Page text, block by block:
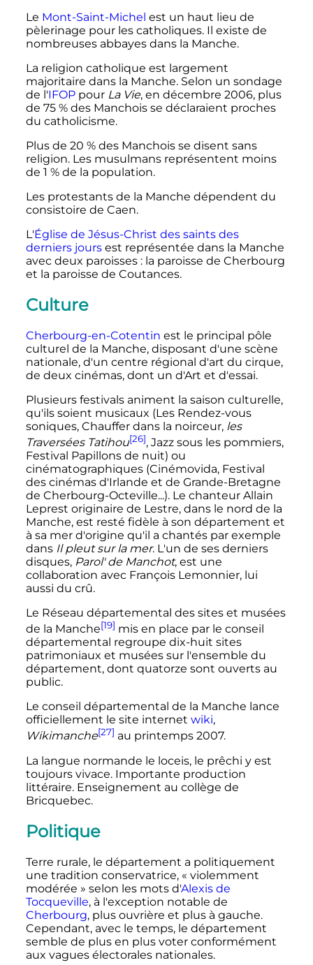
Le Mont-Saint-Michel est un haut lieu de
pèlerinage pour les catholiques. Il existe de
nombreuses abbayes dans la Manche.
La religion catholique est largement
majoritaire dans la Manche. Selon un sondage
de l'IFOPpour La Vie, en décembre 2006, plus
de 75 % des Manchois se déclaraient proches
du catholicisme.
Plus de 20 % des Manchois se disent sans
religion. Les musulmans représentent moins
de 1 % de la population.
Les protestants de la Manche dépendent du
consistoire de Caen.
L'Église de Jésus-Christ des saints des
derniers joursest représentée dans la Manche
avec deux paroisses : la paroisse de Cherbourg
et la paroisse de Coutances.
Culture
Cherbourg-en-Cotentin est le principal pôle
culturel de la Manche, disposant d'une scène
nationale, d'un centre régional d'art du cirque,
de deux cinémas, dont un d'Art et d'essai.
Plusieurs festivals animent la saison culturelle,
qu'ils soient musicaux (Les Rendez-vous
soniques, Chauffer dans la noirceur, les
Traversées Tatihou[26], Jazz sous les pommiers,
Festival Papillons de nuit) ou
cinématographiques (Cinémovida, Festival
des cinémas d'Irlande et de Grande-Bretagne
de Cherbourg-Octeville...). Le chanteur Allain
Leprest originaire de Lestre, dans le nord de la
Manche, est resté fidèle à son département et
à sa mer d'origine qu'il a chantés par exemple
dans Il pleut sur la mer. L'un de ses derniers
disques, Parol' de Manchot, est une
collaboration avec François Lemonnier, lui
aussi du crû.
Le Réseau départemental des sites et musées
de la Manche[19] mis en place par le conseil
départemental regroupe dix-huit sites
patrimoniaux et musées sur l'ensemble du
département, dont quatorze sont ouverts au
public.
Le conseil départemental de la Manche lance
officiellement le site internet wiki,
Wikimanche[27] au printemps 2007.
La langue normande le loceis, le prêchi y est
toujours vivace. Importante production
littéraire. Enseignement au collège de
Bricquebec.
Politique
Terre rurale, le département a politiquement
une tradition conservatrice, « violemment
modérée » selon les mots d'Alexis de
Tocqueville, à l'exception notable de
Cherbourg, plus ouvrière et plus à gauche.
Cependant, avec le temps, le département
semble de plus en plus voter conformément
aux vagues électorales nationales.